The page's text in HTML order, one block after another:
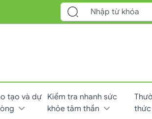
tạo và dự
Kiểm tra nhanh sức
khỏe tâm thần
thức